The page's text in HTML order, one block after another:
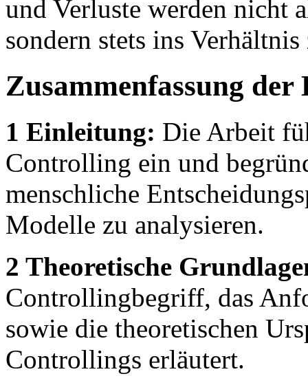
und Verluste werden nicht
sondern stets ins
Zusammenfassung der
1 Einleitung: Die Arbeit
Controlling ein und
menschliche
Modelle zu analysieren.
2 Theoretische
Controllingbegriff, das
sowie die theoretischen
Controllings erläutert.